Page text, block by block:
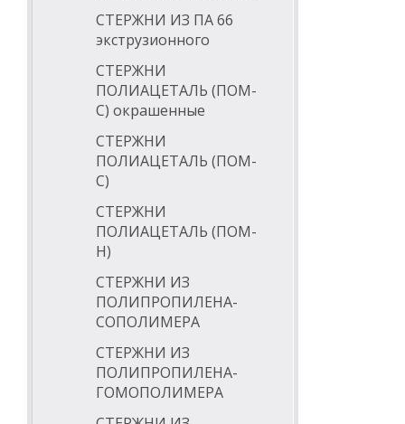
СТЕРЖНИ ИЗ ПА 66
экструзионного
СТЕРЖНИ
ПОЛИАЦЕТАЛЬ (ПОМ-
С) окрашенные
СТЕРЖНИ
ПОЛИАЦЕТАЛЬ (ПОМ-
С)
СТЕРЖНИ
ПОЛИАЦЕТАЛЬ (ПОМ-
Н)
СТЕРЖНИ ИЗ
ПОЛИПРОПИЛЕНА-
СОПОЛИМЕРА
СТЕРЖНИ ИЗ
ПОЛИПРОПИЛЕНА-
ГОМОПОЛИМЕРА